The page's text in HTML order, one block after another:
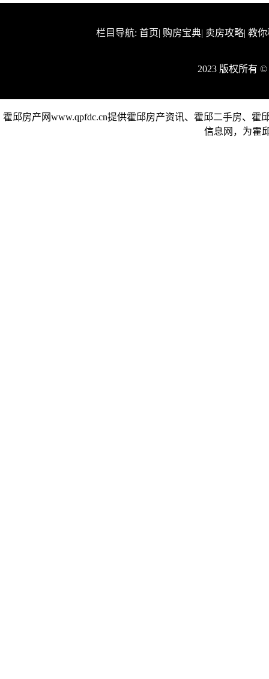
栏目导航: 首页| 购房宝典| 卖房攻略| 教
2023 版权所有
霍邱房产网www.qpfdc.cn提供霍邱房产资讯、霍邱二手房、
信息网，为霍